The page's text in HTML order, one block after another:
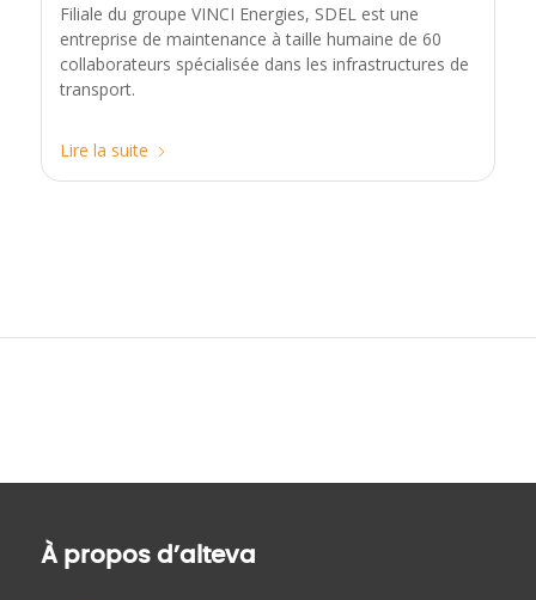
Filiale du groupe VINCI Energies, SDEL est une
entreprise de maintenance à taille humaine de 60
collaborateurs spécialisée dans les infrastructures de
transport.
Lire la suite
À propos d’alteva